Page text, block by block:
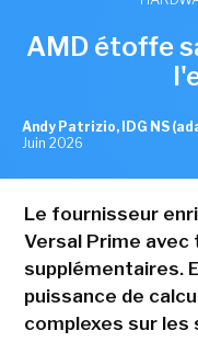
AMD étoffe
Andy Patrizio, IDG NS
Juin 2026
Le fournisseur
Versal Prime
supplémentaires.
puissance de
complexes sur